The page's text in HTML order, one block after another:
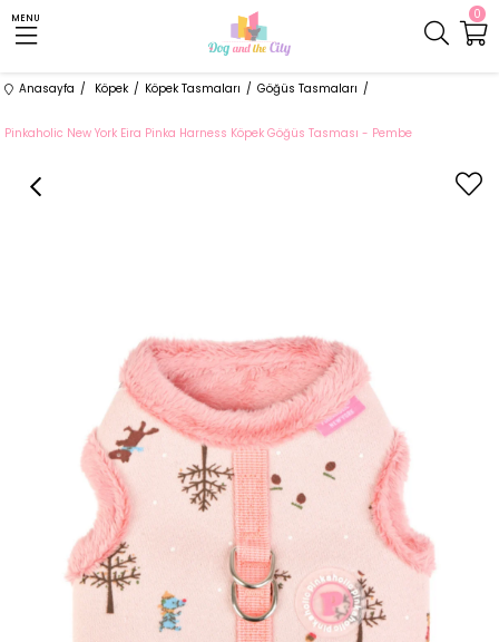
0
MENU
Anasayfa Köpek Köpek Tasmaları Göğüs Tasmaları
Pinkaholic New York Eira Pinka Harness Köpek Göğüs Tasması - Pembe